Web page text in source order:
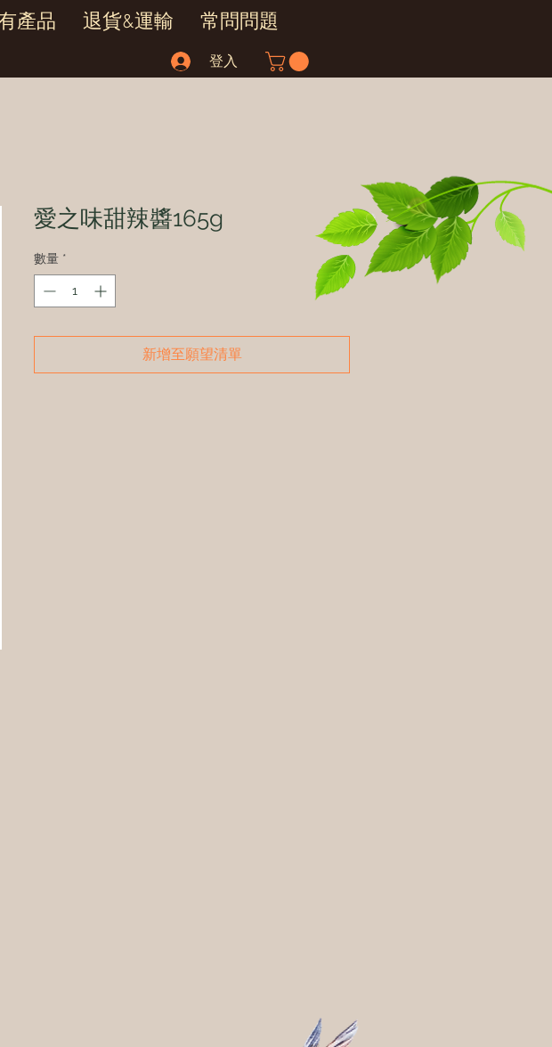
產品 退貨&運輸 常問問題
登入
愛之味甜辣醬165g
數量 *
新增至願望清單